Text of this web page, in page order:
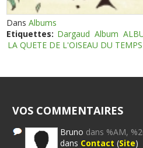
DansAlbums
Etiquettes: Dargaud Album
LA QUETE DE L'OISEAU DU
VOS COMMENTAIRES
Bruno dans %AM,
dans Contact (Site)